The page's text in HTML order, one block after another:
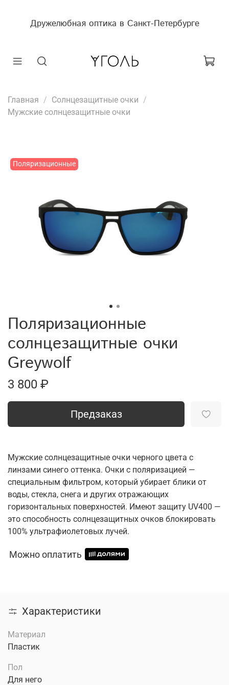
Дружелюбная оптика в Санкт-Петербурге
Главная
Солнцезащитные очки
Мужские солнцезащитные очки
Поляризационные
Поляризационные
солнцезащитные очки
Greywolf
3 800 ₽
Предзаказ
Мужские солнцезащитные очки черного цвета с
линзами синего оттенка. Очки с поляризацией —
специальным фильтром, который убирает блики от
воды, стекла, снега и других отражающих
горизонтальных поверхностей. Имеют защиту UV400 —
это способность солнцезащитных очков блокировать
100% ультрафиолетовых лучей.
Можно оплатить
Характеристики
Материал
Пластик
Пол
Для него